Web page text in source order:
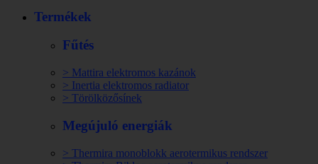
Termékek
Fűtés
> Mattira elektromos kazánok
> Inertia elektromos radiator
> Törölközősínek
Megújuló energiák
> Thermira monoblokk aerotermikus rendszer